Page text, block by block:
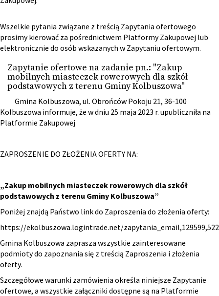
Wszelkie pytania związane z treścią Zapytania ofertowego
prosimy kierować za pośrednictwem Platformy Zakupowej lub
elektronicznie do osób wskazanych w Zapytaniu ofertowym.
Zapytanie ofertowe na zadanie pn.: "Zakup
mobilnych miasteczek rowerowych dla szkół
podstawowych z terenu Gminy Kolbuszowa"
Gmina Kolbuszowa, ul. Obrońców Pokoju 21, 36-100
Kolbuszowa informuje, że w dniu 25 maja 2023 r. upubliczniła na
Platformie Zakupowej
ZAPROSZENIE DO ZŁOŻENIA OFERTY NA:
„Zakup mobilnych miasteczek rowerowych dla szkół
podstawowych z terenu Gminy Kolbuszowa”
Poniżej znajdą Państwo link do Zaproszenia do złożenia oferty:
https://ekolbuszowa.logintrade.net/
Gmina Kolbuszowa zaprasza wszystkie zainteresowane
podmioty do zapoznania się z treścią Zaproszenia i złożenia
oferty.
Szczegółowe warunki zamówienia określa niniejsze Zapytanie
ofertowe, a wszystkie załączniki dostępne są na Platformie